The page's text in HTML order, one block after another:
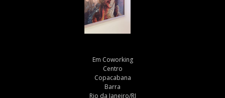
Em Coworking
Centro
Copacabana
Barra
Rio da Janeiro/RJ